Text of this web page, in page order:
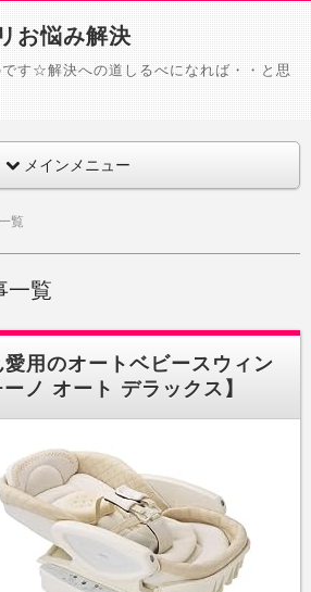
お悩み解決
す☆解決への道しるべになれば・・と思
メインメニュー
覧
一覧
愛用のオートベビースウィン
ノ オート デラックス】